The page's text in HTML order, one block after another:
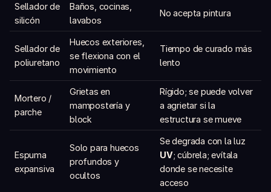
Sellador de
silicón
Baños, cocinas,
lavabos
No acepta pintura
Sellador de
poliuretano
Huecos exteriores,
se flexiona con el
movimiento
Tiempo de curado más
lento
Mortero /
parche
Grietas en
mampostería y
block
Rígido; se puede volver
a agrietar si la
estructura se mueve
Espuma
expansiva
Solo para huecos
profundos y
ocultos
Se degrada con la luz
UV; cúbrela; evítala
donde se necesite
acceso